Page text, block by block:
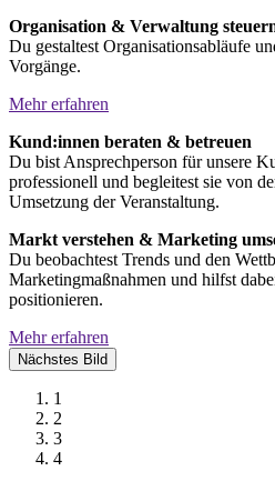
Organisation & Verwaltung
Du gestaltest Organisationsabläufe
Vorgänge.
Mehr erfahren
Kund:innen beraten & betreuen
Du bist Ansprechperson für unsere
professionell und begleitest sie von
Umsetzung der Veranstaltung.
Markt verstehen & Marketing
Du beobachtest Trends und den
Marketingmaßnahmen und hilfst
positionieren.
Mehr erfahren
Nächstes Bild
1
2
3
4